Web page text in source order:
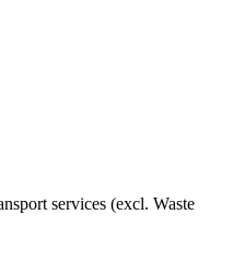
services (excl. Waste